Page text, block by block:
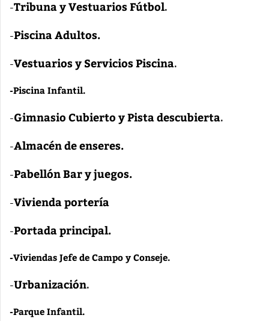
-Tribuna y Vestuarios Fútbol.
-Piscina Adultos.
-Vestuarios y Servicios Piscina.
-Piscina Infantil.
-Gimnasio Cubierto y Pista descubierta.
-Almacén de enseres.
-Pabellón Bar y juegos.
-Vivienda portería
-Portada principal.
-Viviendas Jefe de Campo y Conseje.
-Urbanización.
-Parque Infantil.